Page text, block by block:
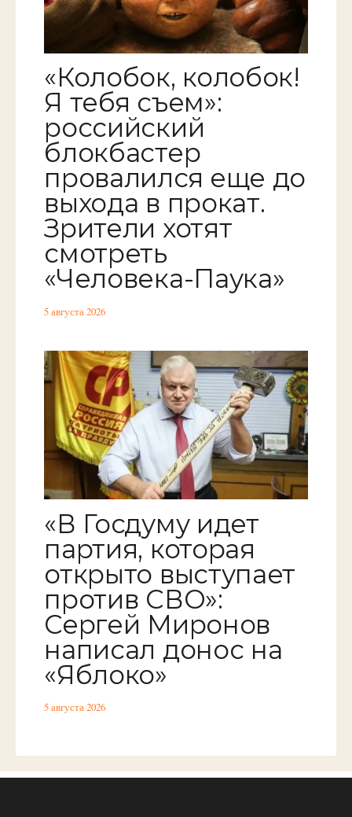
«Колобок, колобок!
Я тебя съем»:
российский
блокбастер
провалился еще до
выхода в прокат.
Зрители хотят
смотреть
«Человека-Паука»
5 августа 2026
«В Госдуму идет
партия, которая
открыто выступает
против СВО»:
Сергей Миронов
написал донос на
«Яблоко»
5 августа 2026